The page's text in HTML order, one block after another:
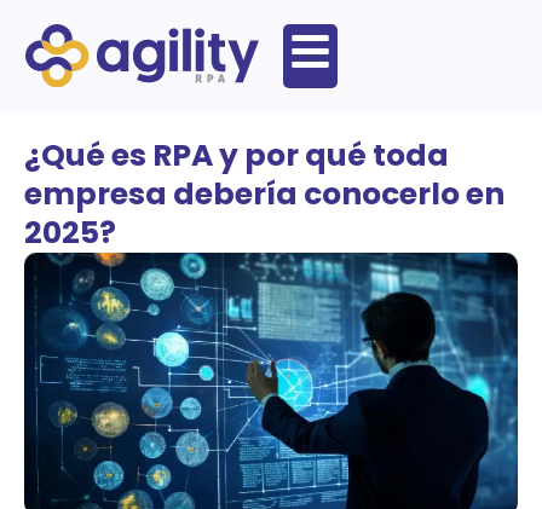
¿Qué es RPA y por qué toda
empresa debería conocerlo en
2025?